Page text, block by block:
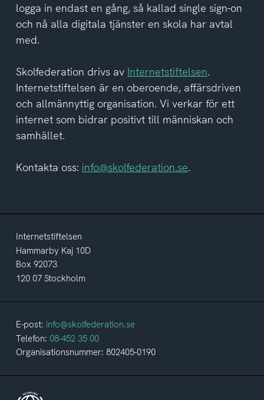
logga in endast en gång, så kallad single sign-on
och nå alla digitala tjänster en skola har avtal
med.
Skolfederation drivs av Internetstiftelsen.
Internetstiftelsen är en oberoende, affärsdriven
och allmännyttig organisation. Vi verkar för ett
internet som bidrar positivt till människan och
samhället.
Kontakta oss: info@skolfederation.se.
Internetstiftelsen
Hammarby Kaj 10D
Box 92073
120 07 Stockholm
E-post: info@skolfederation.se
Telefon: 08-452 35 00
Organisationsnummer: 802405-0190